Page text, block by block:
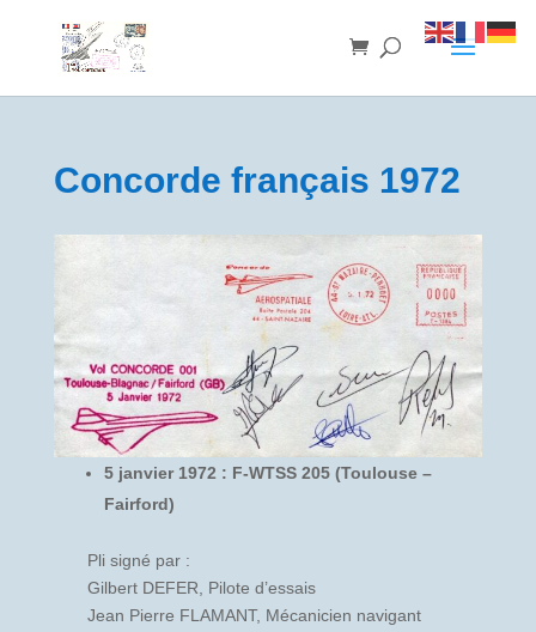
Concorde français 1972
5 janvier 1972 : F-WTSS 205 (Toulouse –
Fairford)
Pli signé par :
Gilbert DEFER, Pilote d’essais
Jean Pierre FLAMANT, Mécanicien navigant